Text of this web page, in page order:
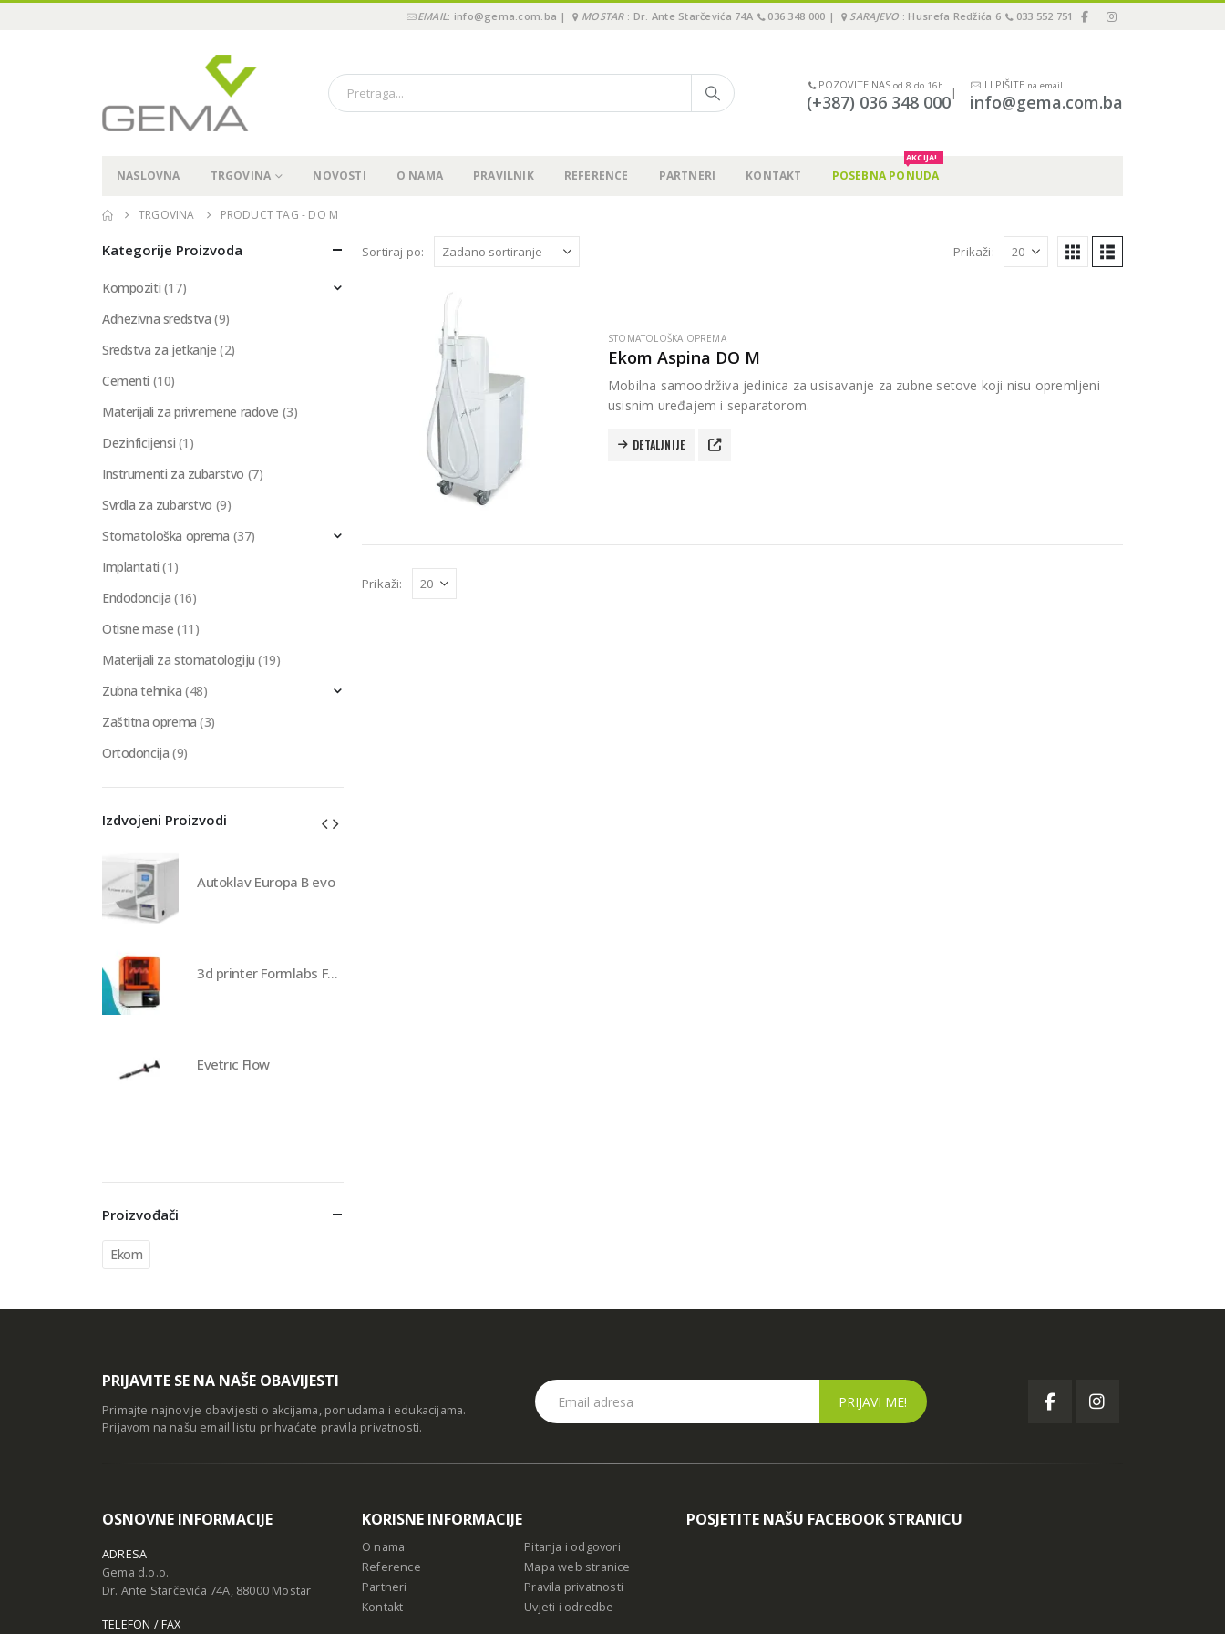
EMAIL: info@gema.com.ba | MOSTAR: Dr. Ante Starčevića 74A 036 348 000 | SARAJEVO : Husrefa Redžića 6 033 552 751
POZOVITE NAS od 8 do 16h
(+387) 036 348 000|
ILI PIŠITE na email
info@gema.com.ba
NASLOVNA TRGOVINA NOVOSTI O NAMA PRAVILNIK REFERENCE PARTNERI KONTAKT POSEBNA PONUDA
AKCIJA!
TRGOVINA PRODUCT TAG - DO M
Sortiraj po: Prikaži:
STOMATOLOŠKA OPREMA
Ekom Aspina DO M
Mobilna samoodrživa jedinica za usisavanje za zubne setove koji nisu opremljeni
usisnim uređajem i separatorom.
DETALJNIJE
Prikaži:
Kategorije Proizvoda
Kompoziti (17)
Adhezivna sredstva (9)
Sredstva za jetkanje (2)
Cementi (10)
Materijali za privremene radove (3)
Dezinficijensi (1)
Instrumenti za zubarstvo (7)
Svrdla za zubarstvo (9)
Stomatološka oprema (37)
Implantati (1)
Endodoncija (16)
Otisne mase (11)
Materijali za stomatologiju (19)
Zubna tehnika (48)
Zaštitna oprema (3)
Ortodoncija (9)
Izdvojeni Proizvodi
Autoklav Europa B evo
3d printer Formlabs Form 4b
Evetric Flow
Proizvođači
Ekom
PRIJAVITE SE NA NAŠE OBAVIJESTI
Primajte najnovije obavijesti o akcijama, ponudama i edukacijama.
Prijavom na našu email listu prihvaćate pravila privatnosti.
OSNOVNE INFORMACIJE
ADRESA
Gema d.o.o.
Dr. Ante Starčevića 74A, 88000 Mostar
TELEFON / FAX
KORISNE INFORMACIJE
O nama
Reference
Partneri
Kontakt
Pitanja i odgovori
Mapa web stranice
Pravila privatnosti
Uvjeti i odredbe
POSJETITE NAŠU FACEBOOK STRANICU